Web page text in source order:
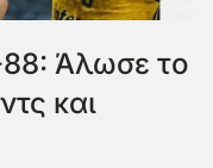
Άλωσε το
και